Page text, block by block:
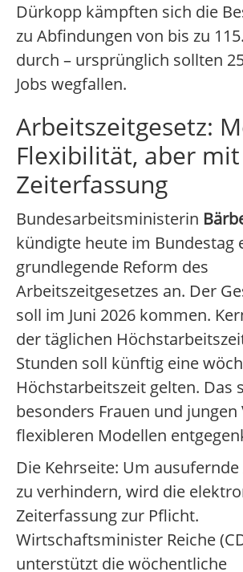
Dürkopp kämpften sich die
zu Abfindungen von bis zu
durch – ursprünglich sollten
Jobs wegfallen.
Arbeitszeitgesetz:
Flexibilität, aber mit
Zeiterfassung
Bundesarbeitsministerin
kündigte heute im Bundestag
grundlegende Reform des
Arbeitszeitgesetzes an. Der
soll im Juni 2026 kommen.
der täglichen
Stunden soll künftig eine
Höchstarbeitszeit gelten. Das
besonders Frauen und
flexibleren Modellen
Die Kehrseite: Um
zu verhindern, wird die
Zeiterfassung zur Pflicht.
Wirtschaftsminister Reiche
unterstützt die wöchentliche